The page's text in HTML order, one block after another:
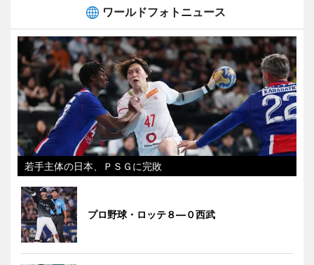
ワールドフォトニュース
若手主体の日本、ＰＳＧに完敗
プロ野球・ロッテ８―０西武